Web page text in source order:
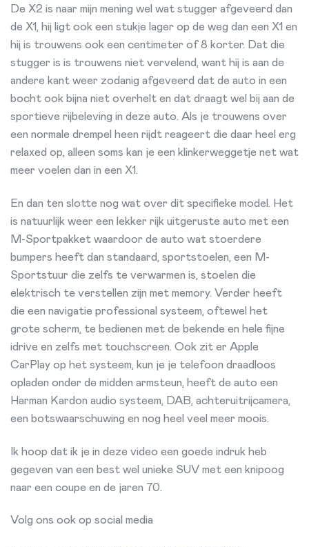
De X2 is naar mijn mening wel wat stugger afgeveerd dan
de X1, hij ligt ook een stukje lager op de weg dan een X1 en
hij is trouwens ook een centimeter of 8 korter. Dat die
stugger is is trouwens niet vervelend, want hij is aan de
andere kant weer zodanig afgeveerd dat de auto in een
bocht ook bijna niet overhelt en dat draagt wel bij aan de
sportieve rijbeleving in deze auto. Als je trouwens over
een normale drempel heen rijdt reageert die daar heel erg
relaxed op, alleen soms kan je een klinkerweggetje net wat
meer voelen dan in een X1.
En dan ten slotte nog wat over dit specifieke model. Het
is natuurlijk weer een lekker rijk uitgeruste auto met een
M-Sportpakket waardoor de auto wat stoerdere
bumpers heeft dan standaard, sportstoelen, een M-
Sportstuur die zelfs te verwarmen is, stoelen die
elektrisch te verstellen zijn met memory. Verder heeft
die een navigatie professional systeem, oftewel het
grote scherm, te bedienen met de bekende en hele fijne
idrive en zelfs met touchscreen. Ook zit er Apple
CarPlay op het systeem, kun je je telefoon draadloos
opladen onder de midden armsteun, heeft de auto een
Harman Kardon audio systeem, DAB, achteruitrijcamera,
een botswaarschuwing en nog heel veel meer moois.
Ik hoop dat ik je in deze video een goede indruk heb
gegeven van een best wel unieke SUV met een knipoog
naar een coupe en de jaren 70.
Volg ons ook op social media